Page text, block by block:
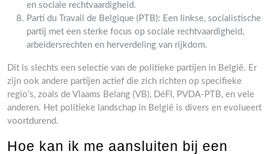
en sociale rechtvaardigheid.
Parti du Travail de Belgique (PTB): Een linkse, socialistische
partij met een sterke focus op sociale rechtvaardigheid,
arbeidersrechten en herverdeling van rijkdom.
Dit is slechts een selectie van de politieke partijen in België. Er
zijn ook andere partijen actief die zich richten op specifieke
regio’s, zoals de Vlaams Belang (VB), DéFI, PVDA-PTB, en vele
anderen. Het politieke landschap in België is divers en evolueert
voortdurend.
Hoe kan ik me aansluiten bij een